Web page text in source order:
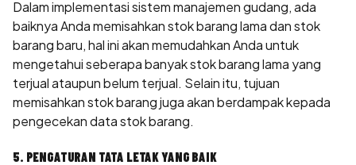
Dalam implementasi sistem manajemen gudang, ada
baiknya Anda memisahkan stok barang lama dan stok
barang baru, hal ini akan memudahkan Anda untuk
mengetahui seberapa banyak stok barang lama yang
terjual ataupun belum terjual. Selain itu, tujuan
memisahkan stok barang juga akan berdampak kepada
pengecekan data stok barang.
5. PENGATURAN TATA LETAK YANG BAIK